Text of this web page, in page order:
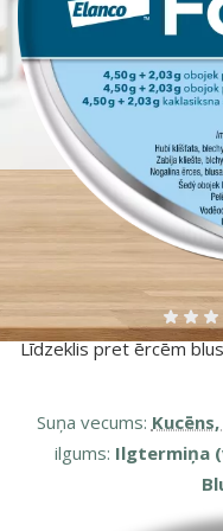
Līdzeklis pret ērcēm
Suņa vecums:
ilgums: Ilgtermiņa